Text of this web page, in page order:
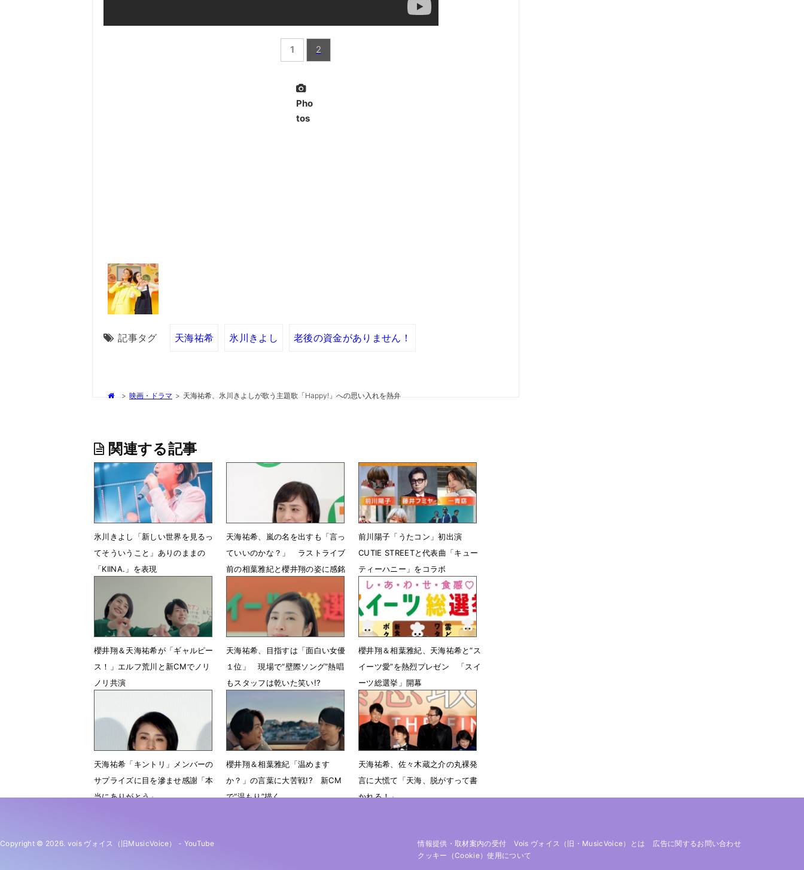
1 2
Pho
tos
記事タグ 天海祐希 氷川きよし 老後の資金がありません！
> 映画・ドラマ > 天海祐希、氷川きよしが歌う主題歌「Happy!」への思い入れを熱弁
関連する記事
氷川きよし「新しい世界を見るっ
てそういうこと」ありのままの
「KIINA.」を表現
天海祐希、嵐の名を出すも「言っ
ていいのかな？」 ラストライブ
前の相葉雅紀と櫻井翔の姿に感銘
前川陽子「うたコン」初出演
CUTIE STREETと代表曲「キュー
ティーハニー」をコラボ
5月19日 07時00分
櫻井翔＆天海祐希が「ギャルピー
ス！」エルフ荒川と新CMでノリ
ノリ共演
天海祐希、目指すは「面白い女優
１位」 現場で“壁際ソング”熱唱
もスタッフは乾いた笑い!?
櫻井翔＆相葉雅紀、天海祐希と“ス
イーツ愛”を熱烈プレゼン 「スイ
ーツ総選挙」開幕
1月26日 00時06分
天海祐希「キントリ」メンバーの
サプライズに目を滲ませ感謝「本
当にありがとう」
櫻井翔＆相葉雅紀「温めます
か？」の言葉に大苦戦!? 新CM
で“温もり”描く
天海祐希、佐々木蔵之介の丸裸発
言に大慌て「天海、脱がすって書
かれる！」
Copyright © 2026. vois ヴォイス（旧MusicVoice） - YouTube 情報提供・取材案内の受付 Vois ヴォイス（旧・MusicVoice）とは
広告に関するお問い合わせ
クッキー（cookie）使用について